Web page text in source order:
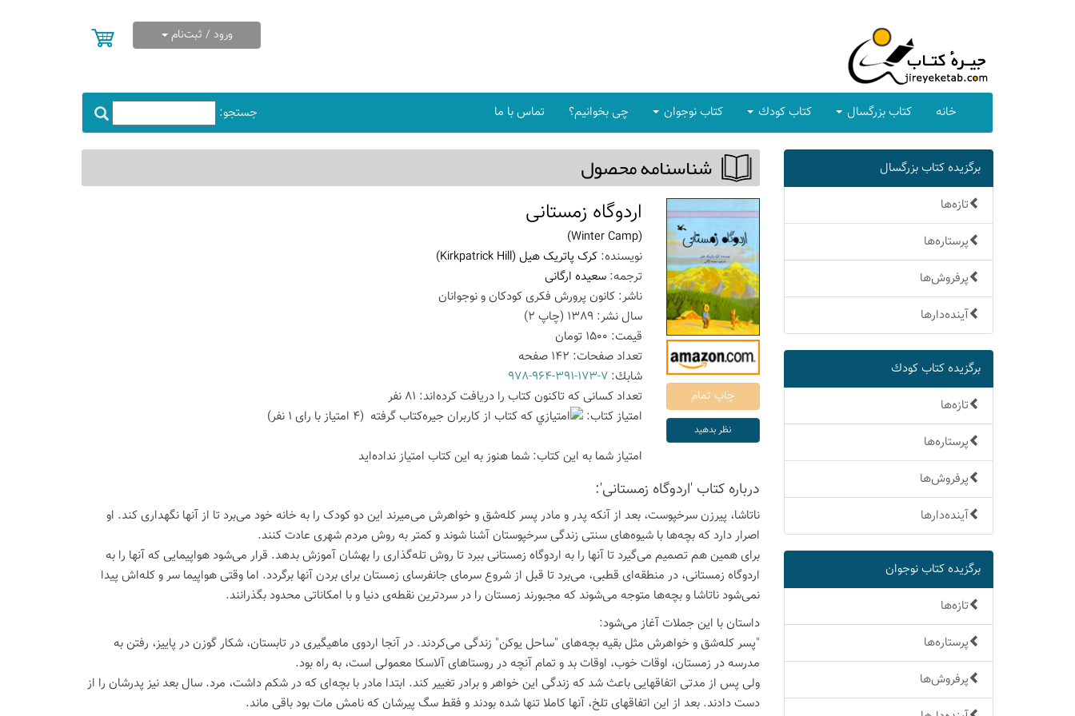
ورود / ثبت‌نام
جستجو: خانه كتاب بزرگسال كتاب كودك كتاب نوجوان چی بخوانیم؟ تماس با ما
برگزیده كتاب بزرگسال
تازه‌ها
پرستاره‌ها
پرفروش‌ها
آینده‌دارها
برگزیده كتاب كودك
تازه‌ها
پرستاره‌ها
پرفروش‌ها
آینده‌دارها
برگزیده كتاب نوجوان
تازه‌ها
پرستاره‌ها
پرفروش‌ها
شناسنامه محصول
اردوگاه زمستانی
(Winter Camp)
نویسنده: کرک پاتریک هیل (Kirkpatrick Hill)
ترجمه: سعیده ارگانی
ناشر: کانون پرورش فکری کودکان و نوجوانان
سال نشر: 1389 (چاپ 2
)
قیمت: 1500 تومان
تعداد صفحات: 142 صفحه
شابك: 978-964-391-173-7
تعداد كسانی كه تاكنون كتاب را دریافت كرده‌اند: 81 نفر
امتیاز كتاب:
(4 امتیاز با رای 1 نفر)
امتیاز شما به این كتاب: شما هنوز به این كتاب امتیاز نداده‌اید
درباره كتاب 'اردوگاه زمستانی':
ناتاشا، پیرزن سرخپوست، بعد از آنکه پدر و مادر پسر کله‌شق و خواهرش می‌میرند این دو کودک را به خانه خود می‌برد تا از آنها نگهداری کند. او
اصرار دارد که بچه‌ها با شیوه‌های سنتی زندگی سرخپوستان آشنا شوند و کمتر به روش مردم شهری عادت کنند.
برای همین هم تصمیم می‌گیرد تا آنها را به اردوگاه زمستانی ببرد تا روش تله‌گذاری را بهشان آموزش بدهد. قرار می‌شود هواپیمایی که آنها را به
اردوگاه زمستانی، در منطقه‌ای قطبی، می‌برد تا قبل از شروع سرمای جانفرسای زمستان برای بردن آنها برگردد. اما وقتی هواپیما سر و کله‌اش پیدا
نمی‌شود ناتاشا و بچه‌ها متوجه می‌شوند که مجبورند زمستان را در سردترین نقطه‌ی دنیا و با امکاناتی محدود بگذرانند.
داستان با این جملات آغاز می‌شود:
"پسر کله‌شق و خواهرش مثل بقیه بچه‌های "ساحل یوکن" زندگی می‌کردند. در آنجا اردوی ماهیگیری در تابستان، شکار گوزن در پاییز، رفتن به
مدرسه در زمستان، اوقات خوب، اوقات بد و تمام آنچه در روستاهای آلاسکا معمولی است، به راه بود.
ولی پس از مدتی اتفاقهایی باعث شد که زندگی این خواهر و برادر تغییر کند. ابتدا مادر با بچه‌ای که در شکم داشت، مرد. سال بعد نیز پدرشان را از
دست دادند. بعد از این اتفاقهای تلخ، آنها کاملا تنها شده بودند و فقط سگ پیرشان که نامش مات بود باقی ماند.